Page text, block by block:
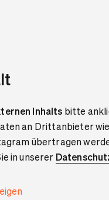
Inhalts bitte
an Drittanbieter
übertragen
in unserer